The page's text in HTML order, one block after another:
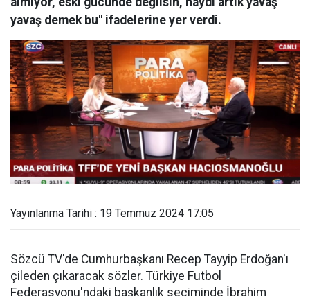
yavaş demek bu" ifadelerine yer verdi.
Yayınlanma Tarihi : 19 Temmuz 2024 17:05
Sözcü TV'de Cumhurbaşkanı Recep Tayyip Erdoğan'ı
çileden çıkaracak sözler. Türkiye Futbol
Federasyonu'ndaki başkanlık seçiminde İbrahim